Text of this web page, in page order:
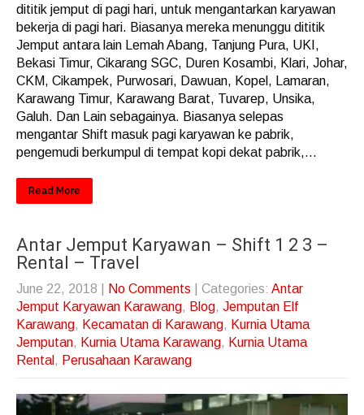
dititik jemput di pagi hari, untuk mengantarkan karyawan
bekerja di pagi hari. Biasanya mereka menunggu dititik
Jemput antara lain Lemah Abang, Tanjung Pura, UKI,
Bekasi Timur, Cikarang SGC, Duren Kosambi, Klari, Johar,
CKM, Cikampek, Purwosari, Dawuan, Kopel, Lamaran,
Karawang Timur, Karawang Barat, Tuvarep, Unsika,
Galuh. Dan Lain sebagainya. Biasanya selepas
mengantar Shift masuk pagi karyawan ke pabrik,
pengemudi berkumpul di tempat kopi dekat pabrik,...
Read More
Antar Jemput Karyawan – Shift 1 2 3 –
Rental – Travel
June 22, 2018 No Comments | Categories: Antar
Jemput Karyawan Karawang, Blog, Jemputan Elf
Karawang, Kecamatan di Karawang, Kurnia Utama
Jemputan, Kurnia Utama Karawang, Kurnia Utama
Rental , Perusahaan Karawang